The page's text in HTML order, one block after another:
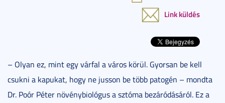
Link küldés
– Olyan ez, mint egy várfal a város körül. Gyorsan be kell
csukni a kapukat, hogy ne jusson be több patogén – mondta
Dr. Poór Péter növénybiológus a sztóma bezáródásáról. Ez a